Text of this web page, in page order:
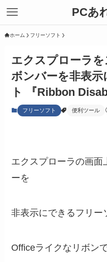
PCあ
ホーム フリーソフト
エクスプローラ
ボンバーを非表
ト 『Ribbon
フリーソフト 便利ツール
エクスプローラの画
ーを
非表示にできるフリー
Officeライクなリボン